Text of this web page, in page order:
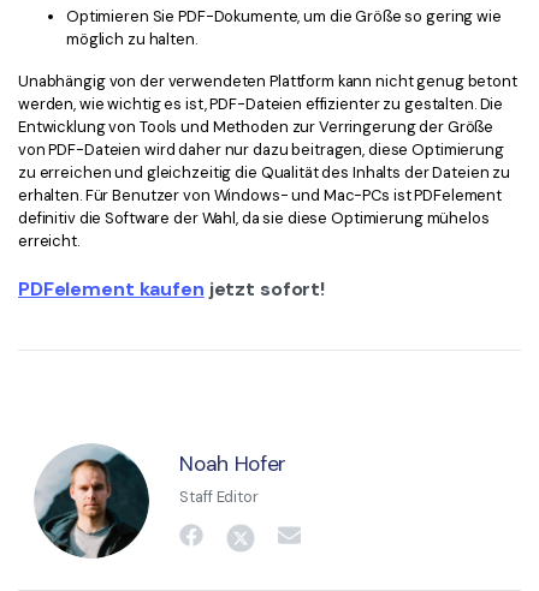
Optimieren Sie PDF-Dokumente, um die Größe so gering wie
möglich zu halten.
Unabhängig von der verwendeten Plattform kann nicht genug betont
werden, wie wichtig es ist, PDF-Dateien effizienter zu gestalten. Die
Entwicklung von Tools und Methoden zur Verringerung der Größe
von PDF-Dateien wird daher nur dazu beitragen, diese Optimierung
zu erreichen und gleichzeitig die Qualität des Inhalts der Dateien zu
erhalten. Für Benutzer von Windows- und Mac-PCs ist PDFelement
definitiv die Software der Wahl, da sie diese Optimierung mühelos
erreicht.
PDFelement kaufen jetzt sofort!
Noah Hofer
Staff Editor